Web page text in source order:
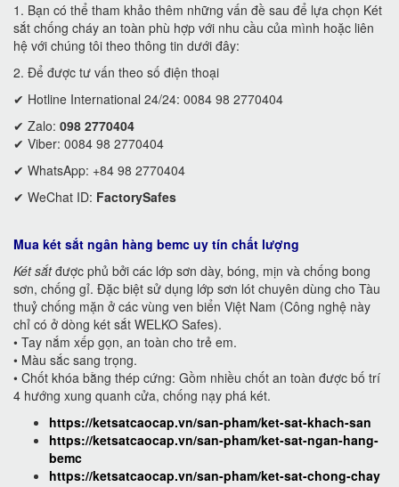
1. Bạn có thể tham khảo thêm những vấn đề sau để lựa chọn Két
sắt chống cháy an toàn phù hợp với nhu cầu của mình hoặc liên
hệ với chúng tôi theo thông tin dưới đây:
2. Để được tư vấn theo số điện thoại
✔ Hotline International 24/24: 0084 98 2770404
✔ Zalo: 098 2770404
✔ Viber: 0084 98 2770404
✔ WhatsApp: +84 98 2770404
✔ WeChat ID: FactorySafes
Mua két sắt ngân hàng bemc uy tín chất lượng
Két sắtđược phủ bởi các lớp sơn dày, bóng, mịn và chống bong
sơn, chống gỉ. Đặc biệt sử dụng lớp sơn lót chuyên dùng cho Tàu
thuỷ chống mặn ở các vùng ven biển Việt Nam (Công nghệ này
chỉ có ở dòng két sắt WELKO Safes).
• Tay nắm xếp gọn, an toàn cho trẻ em.
• Màu sắc sang trọng.
• Chốt khóa bằng thép cứng: Gồm nhiều chốt an toàn được bố trí
4 hướng xung quanh cửa, chống nạy phá két.
https://ketsatcaocap.vn/san-pham/ket-sat-khach-san
https://ketsatcaocap.vn/san-pham/ket-sat-ngan-hang-
bemc
https://ketsatcaocap.vn/san-pham/ket-sat-chong-chay